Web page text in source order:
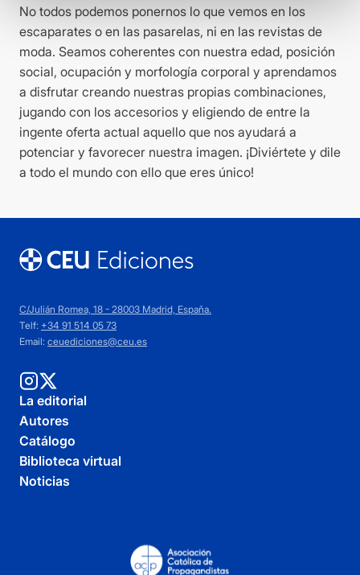
No todos podemos ponernos lo que vemos en los
escaparates o en las pasarelas, ni en las revistas de
moda. Seamos coherentes con nuestra edad, posición
social, ocupación y morfología corporal y aprendamos
a disfrutar creando nuestras propias combinaciones,
jugando con los accesorios y eligiendo de entre la
ingente oferta actual aquello que nos ayudará a
potenciar y favorecer nuestra imagen. ¡Diviértete y dile
a todo el mundo con ello que eres único!
C/Julián Romea, 18 - 28003 Madrid, España.
Telf: +34 91 514 05 73
Email: ceuediciones@ceu.es
La editorial
Autores
Catálogo
Biblioteca virtual
Noticias